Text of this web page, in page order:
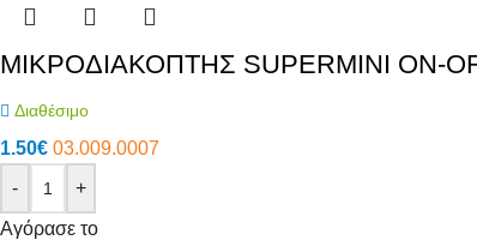
ΜΙΚΡΟΔΙΑΚΟΠΤΗΣ SUPERMINI ON-
Διαθέσιμο
1.50€ 03.009.0007
-
+
Αγόρασε το